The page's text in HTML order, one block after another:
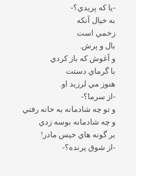
-يا كه پريدي؟-
به خيال آنكه
زخمي است
بال و پرش.
و آغوش كه باز كردي
با گرماي دستت
هنوز مي لرزيد او.
-از سرما؟-
و تو چه شادمانه به خانه رفتي
و چه شادمانه بوسه زدي
بر گونه هاي خيس مادر!
-از شوق پرنده؟-